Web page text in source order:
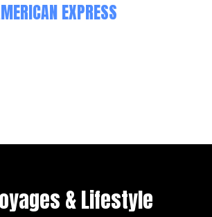
EXPRESS
& Lifestyle